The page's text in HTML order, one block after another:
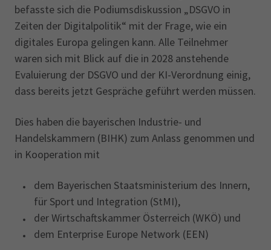
Magazin Log-in
befasste sich die Podiumsdiskussion „DSGVO in
Zeiten der Digitalpolitik“ mit der Frage, wie ein
digitales Europa gelingen kann. Alle Teilnehmer
waren sich mit Blick auf die in 2028 anstehende
Evaluierung der DSGVO und der KI-Verordnung einig,
dass bereits jetzt Gespräche geführt werden müssen.
Dies haben die bayerischen Industrie- und
Handelskammern (BIHK) zum Anlass genommen und
in Kooperation mit
dem Bayerischen Staatsministerium des Innern,
für Sport und Integration (StMI),
der Wirtschaftskammer Österreich (WKÖ) und
dem Enterprise Europe Network (EEN)